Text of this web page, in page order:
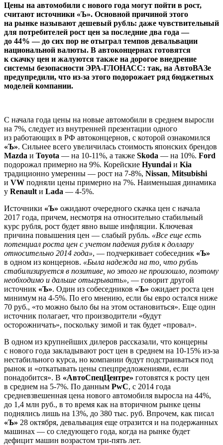
Цены на автомобили с нового года могут пойти в рост,
считают источники «Ъ». Основной причиной этого
на рынке называют дешевый рубль: даже чувствительный
для потребителей рост цен за последние два года —
до 44% — до сих пор не отыграл темпов девальвации
национальной валюты. В автоконцернах готовятся
к скачку цен и жалуются также на дорогое внедрение
системы безопасности ЭРА-ГЛОНАСС: так, на АвтоВАЗе
предупредили, что из-за этого подорожает ряд бюджетных
моделей компании.
С начала года цены на новые автомобили в среднем выросли
на 7%, следует из внутренней презентации одного
из работающих в РФ автоконцернов, с которой ознакомился
«Ъ». Сильнее всего увеличилась стоимость японских брендов
Mazda и Toyota — на 10-11%, а также Skoda — на 10%. Ford
подорожал примерно на 9%. Корейские Hyundai и Kia
традиционно умеренны — рост на 7-8%, Nissan, Mitsubishi
и VW подняли цены примерно на 7%. Наименьшая динамика
у Renault и Lada — 4-5%.
Источники «Ъ» ожидают очередного скачка цен с начала
2017 года, причем, несмотря на относительно стабильный
курс рубля, рост будет явно выше инфляции. Ключевая
причина повышения цен — слабый рубль. «Все еще есть
потенциал роста цен с учетом падения рубля к доллару
относительно 2014 года», — подчеркивает собеседник «Ъ»
в одном из концернов. «Была надежда на то, что рубль
стабилизируется в позитиве, но этого не произошло, поэтому
необходимо и дальше отыгрывать», — говорит другой
источник «Ъ». Один из собеседников «Ъ» ожидает роста цен
минимум на 4-5%. По его мнению, если бы евро остался ниже
70 руб., «то можно было бы на этом остановиться». Еще один
источник полагает, что производители «будут
осторожничать», поскольку зимой и так будет «провал».
В одном из крупнейших дилеров рассказали, что концерны
с нового года закладывают рост цен в среднем на 10-15% из-за
нестабильного курса, но компании будут подстраиваться под
рынок и «откатывать цены спецпредложениями, если
понадобится». В «АвтоСпецЦентре» готовятся к росту цен
в среднем на 5-7%. По данным PwC, с 2014 года
средневзвешенная цена нового автомобиля выросла на 44%,
до 1,4 млн руб., в то время как на вторичном рынке цены
поднялись лишь на 13%, до 380 тыс. руб. Впрочем, как писал
«Ъ» 28 октября, девальвация еще отразится и на подержанных
машинах — со следующего года, когда на рынке будет
дефицит машин возрастом три-пять лет.